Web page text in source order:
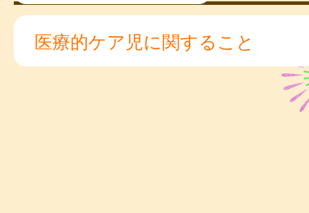
医療的ケア児に関すること